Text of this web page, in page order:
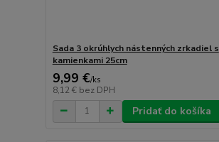
Sada 3 okrúhlych nástenných zrkadiel s
kamienkami 25cm
9,99 €/ks
8,12 € bez DPH
Pridať do košíka